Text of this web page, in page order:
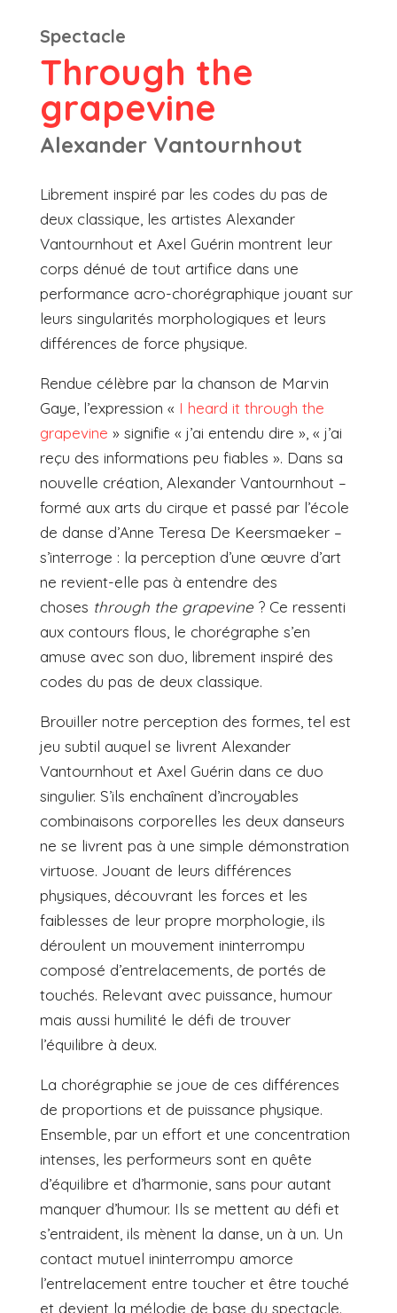
Spectacle
Through the
grapevine
Alexander Vantournhout
Librement inspiré par les codes du pas de
deux classique, les artistes Alexander
Vantournhout et Axel Guérin montrent leur
corps dénué de tout artifice dans une
performance acro-chorégraphique jouant sur
leurs singularités morphologiques et leurs
différences de force physique.
Rendue célèbre par la chanson de Marvin
Gaye, l’expression « I heard it through the
grapevine » signifie « j’ai entendu dire », « j’ai
reçu des informations peu fiables ». Dans sa
nouvelle création, Alexander Vantournhout –
formé aux arts du cirque et passé par l’école
de danse d’Anne Teresa De Keersmaeker –
s’interroge : la perception d’une œuvre d’art
ne revient-elle pas à entendre des
choses through the grapevine? Ce ressenti
aux contours flous, le chorégraphe s’en
amuse avec son duo, librement inspiré des
codes du pas de deux classique.
Brouiller notre perception des formes, tel est
jeu subtil auquel se livrent Alexander
Vantournhout et Axel Guérin dans ce duo
singulier. S’ils enchaînent d’incroyables
combinaisons corporelles les deux danseurs
ne se livrent pas à une simple démonstration
virtuose. Jouant de leurs différences
physiques, découvrant les forces et les
faiblesses de leur propre morphologie, ils
déroulent un mouvement ininterrompu
composé d’entrelacements, de portés de
touchés. Relevant avec puissance, humour
mais aussi humilité le défi de trouver
l’équilibre à deux.
La chorégraphie se joue de ces différences
de proportions et de puissance physique.
Ensemble, par un effort et une concentration
intenses, les performeurs sont en quête
d’équilibre et d’harmonie, sans pour autant
manquer d’humour. Ils se mettent au défi et
s’entraident, ils mènent la danse, un à un. Un
contact mutuel ininterrompu amorce
l’entrelacement entre toucher et être touché
et devient la mélodie de base du spectacle.